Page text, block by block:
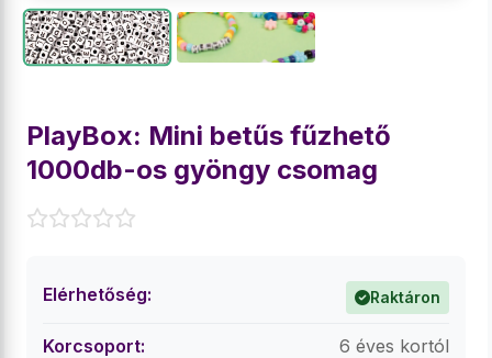
PlayBox: Mini betűs fűzhető
1000db-os gyöngy csomag
Elérhetőség: Raktáron
Korcsoport: 6 éves kortól